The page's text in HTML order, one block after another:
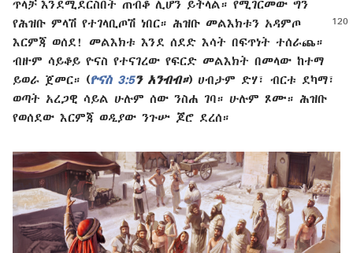
ጥላቻ እንደሚደርስበት ጠብቆ ሊሆን ይችላል። የሚገርመው ግን
የሕዝቡ ምላሽ የተገላቢጦሽ ነበር። ሕዝቡ መልእክቱን አዳምጦ
እርምጃ ወሰደ! መልእክቱ እንደ ሰደድ እሳት በፍጥነት ተሰራጨ።
ብዙም ሳይቆይ ዮናስ የተናገረው የፍርድ መልእክት በመላው ከተማ
ይወራ ጀመር። (ዮናስ 3:5ን አንብብ።) ሀብታም ድሃ፣ ብርቱ ደካማ፣
ወጣት አረጋዊ ሳይል ሁሉም ሰው ንስሐ ገባ። ሁሉም ጾሙ። ሕዝቡ
የወሰደው እርምጃ ወዲያው ንጉሡ ጆሮ ደረሰ።